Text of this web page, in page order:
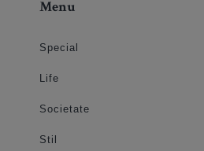
Menu
Special
Life
Societate
Stil